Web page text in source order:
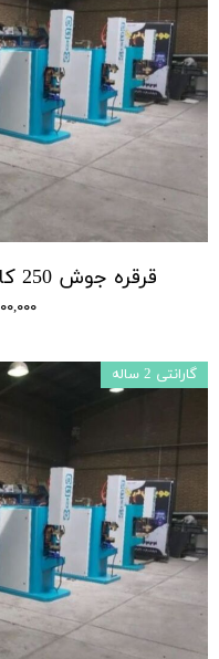
قرقره جوش 250 کاوا درز جوش پنوماتیک
گارانتی 2 ساله